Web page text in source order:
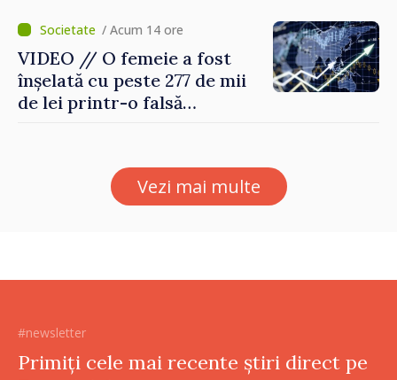
/ Acum 14 ore
VIDEO // O femeie a fost
înșelată cu peste 277 de mii
de lei printr-o falsă
Vezi mai multe
#newsletter
Primiți cele mai recente știri direct pe